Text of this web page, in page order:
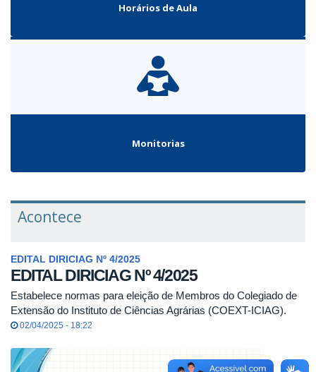
Horários de Aula
Monitorias
Acontece
EDITAL DIRICIAG Nº 4/2025
EDITAL DIRICIAG Nº 4/2025
Estabelece normas para eleição de Membros do Colegiado de
Extensão do Instituto de Ciências Agrárias (COEXT-ICIAG).
02/04/2025 - 18:22